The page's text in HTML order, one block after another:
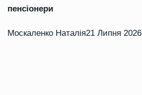
пенсіонери
Москаленко Наталія21 Липня 2026